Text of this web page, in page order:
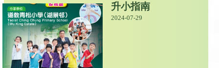
升小指南
2024-07-29